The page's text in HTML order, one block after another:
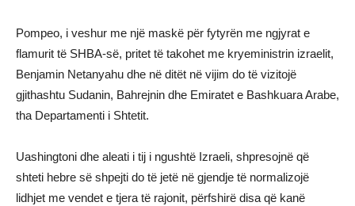
Pompeo, i veshur me një maskë për fytyrën me ngjyrat e
flamurit të SHBA-së, pritet të takohet me kryeministrin izraelit,
Benjamin Netanyahu dhe në ditët në vijim do të vizitojë
gjithashtu Sudanin, Bahrejnin dhe Emiratet e Bashkuara Arabe,
tha Departamenti i Shtetit.
Uashingtoni dhe aleati i tij i ngushtë Izraeli, shpresojnë që
shteti hebre së shpejti do të jetë në gjendje të normalizojë
lidhjet me vendet e tjera të rajonit, përfshirë disa që kanë